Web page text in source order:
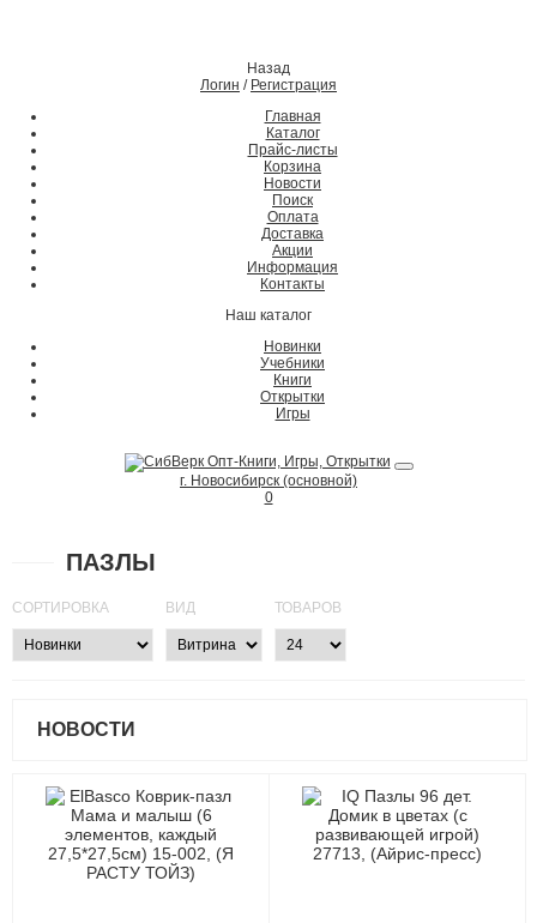
Назад
Логин / Регистрация
Главная
Каталог
Прайс-листы
Корзина
Новости
Поиск
Оплата
Доставка
Акции
Информация
Контакты
Наш каталог
Новинки
Учебники
Книги
Открытки
Игры
г. Новосибирск (основной)
0
ПАЗЛЫ
СОРТИРОВКА ВИД ТОВАРОВ
НОВОСТИ